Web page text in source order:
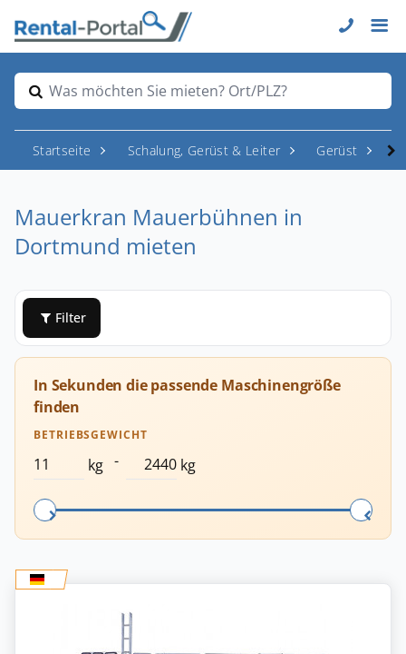
Was möchten Sie mieten? Ort/PLZ?
Startseite Schalung, Gerüst & Leiter Gerüst
Mauerkran Mauerbühnen in
Dortmund mieten
Filter
In Sekunden die passende Maschinengröße
finden
BETRIEBSGEWICHT
kg - kg